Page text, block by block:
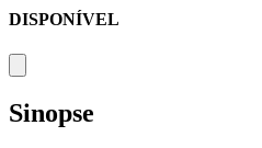
DISPONÍVEL
Sinopse